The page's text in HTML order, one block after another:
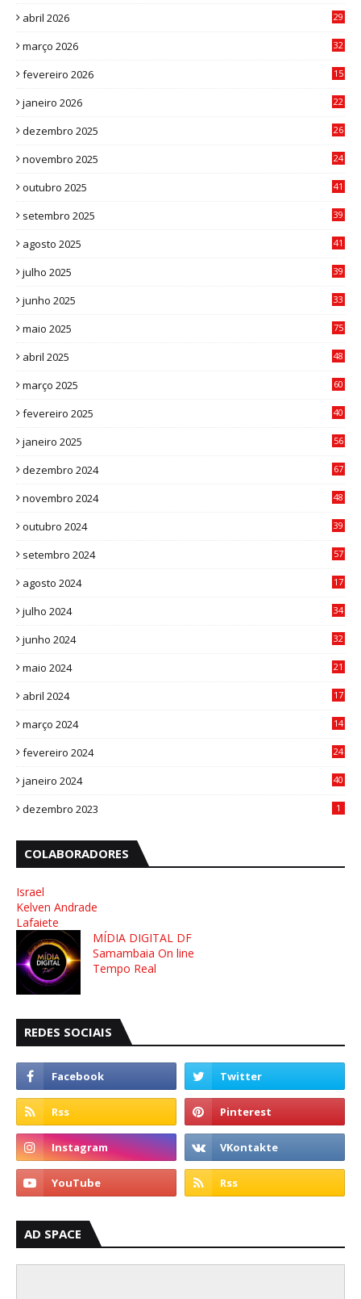
abril 2026
29
março 2026
32
fevereiro 2026
15
janeiro 2026
22
dezembro 2025
26
novembro 2025
24
outubro 2025
41
setembro 2025
39
agosto 2025
41
julho 2025
39
junho 2025
33
maio 2025 75
abril 2025
48
março 2025
60
fevereiro 2025
40
janeiro 2025
56
dezembro 2024
67
novembro 2024
48
outubro 2024
39
setembro 2024
57
agosto 2024
17
julho 2024
34
junho 2024
32
maio 2024
21
abril 2024
17
março 2024
14
fevereiro 2024
24
janeiro 2024
40
dezembro 2023 1
COLABORADORES
Israel
Kelven Andrade
Lafaiete
MÍDIA DIGITAL DF
Samambaia On line
Tempo Real
REDES SOCIAIS
AD SPACE